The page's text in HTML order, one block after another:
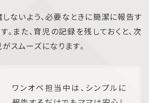
ないよう、必要なときに簡潔に報告す
。また、育児の記録を残しておくと、次
スムーズになります。
ワンオペ担当中は、シンプルに